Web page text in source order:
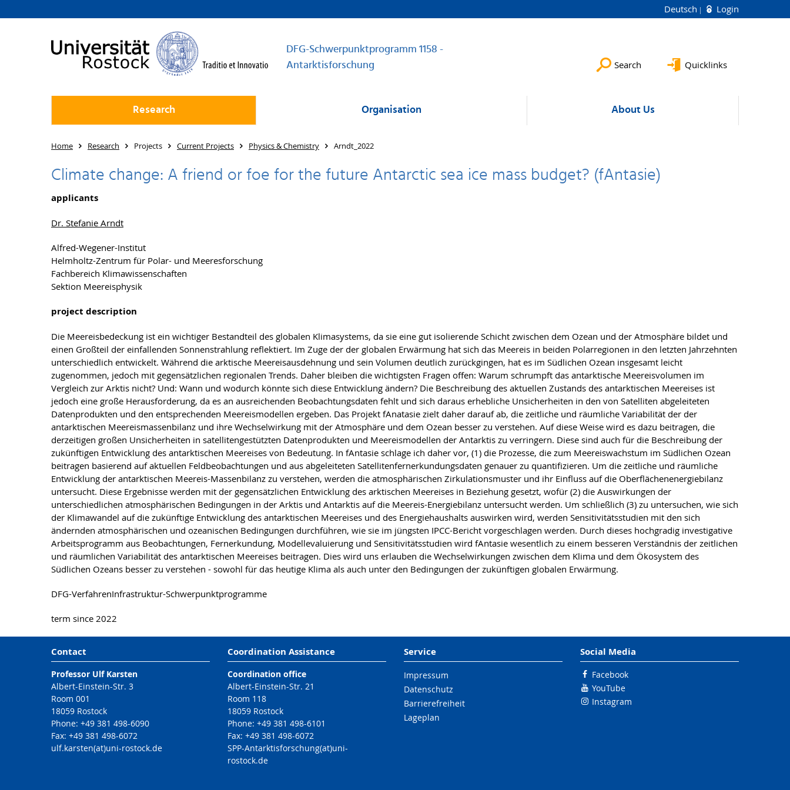
Deutsch Login
DFG-Schwerpunktprogramm 1158 -
Antarktisforschung
Search Quicklinks
Research Organisation About Us
Home Research Projects Current Projects Physics & Chemistry Arndt_2022
Climate change: A friend or foe for the future Antarctic sea ice mass budget? (fAntasie)
applicants
Dr. Stefanie Arndt
Alfred-Wegener-Institut
Helmholtz-Zentrum für Polar- und Meeresforschung
Fachbereich Klimawissenschaften
Sektion Meereisphysik
project description
Die Meereisbedeckung ist ein wichtiger Bestandteil des globalen Klimasystems, da sie eine gut isolierende Schicht zwischen dem Ozean und der Atmosphäre bildet und
einen Großteil der einfallenden Sonnenstrahlung reflektiert. Im Zuge der der globalen Erwärmung hat sich das Meereis in beiden Polarregionen in den letzten Jahrzehnten
unterschiedlich entwickelt. Während die arktische Meereisausdehnung und sein Volumen deutlich zurückgingen, hat es im Südlichen Ozean insgesamt leicht
zugenommen, jedoch mit gegensätzlichen regionalen Trends. Daher bleiben die wichtigsten Fragen offen: Warum schrumpft das antarktische Meereisvolumen im
Vergleich zur Arktis nicht? Und: Wann und wodurch könnte sich diese Entwicklung ändern? Die Beschreibung des aktuellen Zustands des antarktischen Meereises ist
jedoch eine große Herausforderung, da es an ausreichenden Beobachtungsdaten fehlt und sich daraus erhebliche Unsicherheiten in den von Satelliten abgeleiteten
Datenprodukten und den entsprechenden Meereismodellen ergeben. Das Projekt fAnatasie zielt daher darauf ab, die zeitliche und räumliche Variabilität der der
antarktischen Meereismassenbilanz und ihre Wechselwirkung mit der Atmosphäre und dem Ozean besser zu verstehen. Auf diese Weise wird es dazu beitragen, die
derzeitigen großen Unsicherheiten in satellitengestützten Datenprodukten und Meereismodellen der Antarktis zu verringern. Diese sind auch für die Beschreibung der
zukünftigen Entwicklung des antarktischen Meereises von Bedeutung. In fAntasie schlage ich daher vor, (1) die Prozesse, die zum Meereiswachstum im Südlichen Ozean
beitragen basierend auf aktuellen Feldbeobachtungen und aus abgeleiteten Satellitenfernerkundungsdaten genauer zu quantifizieren. Um die zeitliche und räumliche
Entwicklung der antarktischen Meereis-Massenbilanz zu verstehen, werden die atmosphärischen Zirkulationsmuster und ihr Einfluss auf die Oberflächenenergiebilanz
untersucht. Diese Ergebnisse werden mit der gegensätzlichen Entwicklung des arktischen Meereises in Beziehung gesetzt, wofür (2) die Auswirkungen der
unterschiedlichen atmosphärischen Bedingungen in der Arktis und Antarktis auf die Meereis-Energiebilanz untersucht werden. Um schließlich (3) zu untersuchen, wie sich
der Klimawandel auf die zukünftige Entwicklung des antarktischen Meereises und des Energiehaushalts auswirken wird, werden Sensitivitätsstudien mit den sich
ändernden atmosphärischen und ozeanischen Bedingungen durchführen, wie sie im jüngsten IPCC-Bericht vorgeschlagen werden. Durch dieses hochgradig investigative
Arbeitsprogramm aus Beobachtungen, Fernerkundung, Modellevaluierung und Sensitivitätsstudien wird fAntasie wesentlich zu einem besseren Verständnis der zeitlichen
und räumlichen Variabilität des antarktischen Meereises beitragen. Dies wird uns erlauben die Wechselwirkungen zwischen dem Klima und dem Ökosystem des
Südlichen Ozeans besser zu verstehen - sowohl für das heutige Klima als auch unter den Bedingungen der zukünftigen globalen Erwärmung.
DFG-VerfahrenInfrastruktur-Schwerpunktprogramme
term since 2022
Contact
Professor Ulf Karsten
Albert-Einstein-Str. 3
Room 001
18059 Rostock
Phone: +49 381 498-6090
Fax: +49 381 498-6072
ulf.karsten(at)uni-rostock.de
Coordination Assistance
Coordination office
Albert-Einstein-Str. 21
Room 118
18059 Rostock
Phone: +49 381 498-6101
Fax: +49 381 498-6072
SPP-Antarktisforschung(at)uni-
rostock.de
Service
Impressum
Datenschutz
Barrierefreiheit
Lageplan
Social Media
Facebook
YouTube
Instagram